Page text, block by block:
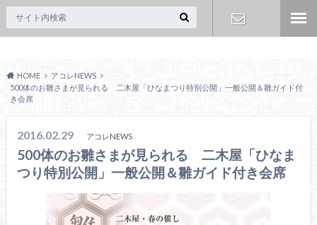
せ
HOME
アコレNEWS
500体のお雛さまが見られる 二木屋「ひなまつり特別公開」一般公開＆雛ガイド付
き会席
2016.02.29 アコレNEWS
500体のお雛さまが見られる 二木屋「ひなま
つり特別公開」一般公開＆雛ガイド付き会席